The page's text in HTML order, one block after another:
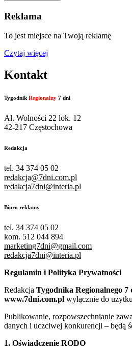
Reklama
To jest miejsce na Twoją reklamę
Czytaj więcej
Kontakt
Tygodnik Regionalny 7 dni
Al. Wolności 22 lok. 12
42-217 Częstochowa
Redakcja
tel. 34 374 05 02
redakcja@7dni.com.pl
redakcja7dni@interia.pl
Biuro reklamy
tel. 34 374 05 02
kom. 512 044 894
marketing7dni@gmail.com
redakcja7dni@interia.pl
Regulamin i Polityka Prywatności
Redakcja Tygodnika Regionalnego 7
www.7dni.com.pl wyłącznie do
Publikowanie, rozpowszechnianie
danych i uczciwej konkurencji – będą
1. Oświadczenie RODO